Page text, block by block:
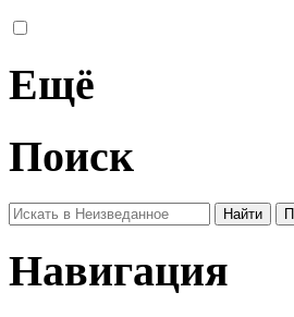
Ещё
Поиск
Навигация